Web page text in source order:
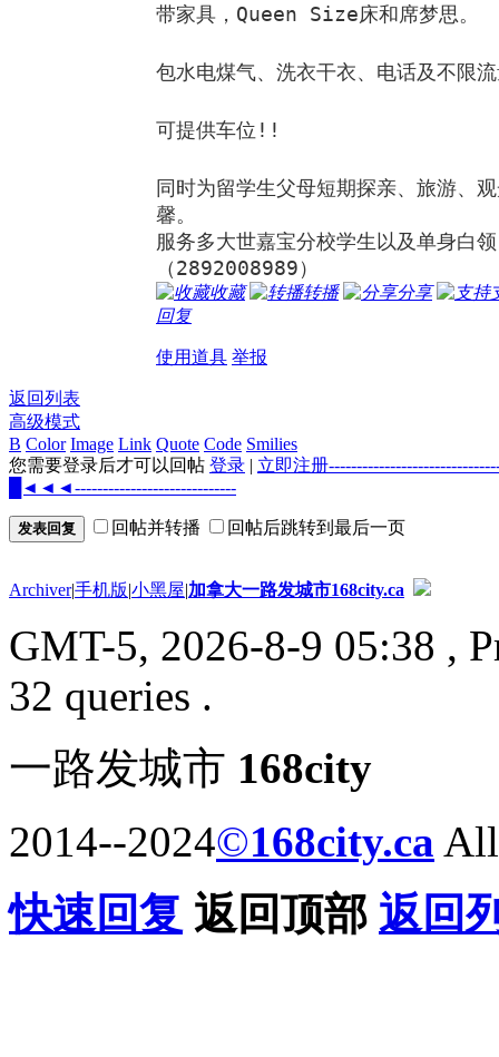
带家具，Queen Size床和席梦思。
包水电煤气、洗衣干衣、电话及不限
可提供车位!!
同时为留学生父母短期探亲、旅游、
馨。
服务多大世嘉宝分校学生以及单身白
（2892008989）
收藏 转播 分享
回复
使用道具 举报
返回列表
高级模式
B Color Image Link Quote Code Smilies
您需要登录后才可以回帖 登录 | 立即注册
█◄◄◄-----------------------------
发表回复 回帖并转播 回帖后跳转到最后一页
Archiver|手机版|小黑屋|加拿大一路发城市168city.ca
GMT-5, 2026-8-9 05:38 ,
32 queries .
一路发城市 168city
2014--2024©168city.ca All
快速回复 返回顶部 返回